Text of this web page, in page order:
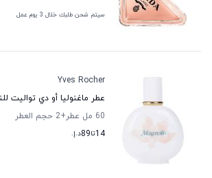
سيتم شحن طلبك خلال 3 يوم عمل
Yves Rocher
عطر ماغنوليا أو دي تواليت
60 مل عطر
+2
حجم العطر
14تا89د.إ.